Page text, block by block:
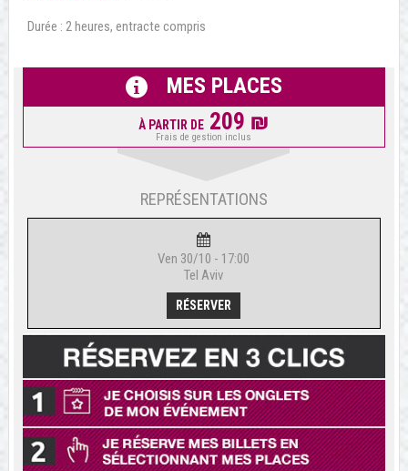
Durée : 2 heures, entracte compris
MES PLACES
À PARTIR DE 209 ₪
Frais de gestion inclus
REPRÉSENTATIONS
Ven 30/10 - 17:00
Tel Aviv
RÉSERVER